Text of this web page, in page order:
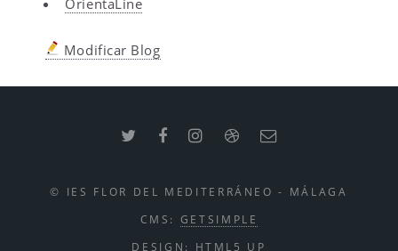
OrientaLine
Modificar Blog
© IES FLOR DEL MEDITERRÁNEO - MÁLAGA
CMS: GETSIMPLE
DESIGN: HTML5 UP